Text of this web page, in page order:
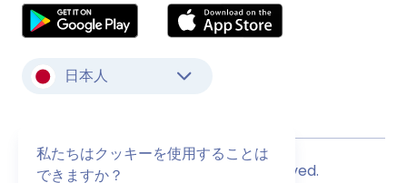
日本人
© Monstock. All Rights Reserved.
私たちはクッキーを使用することは
できますか？